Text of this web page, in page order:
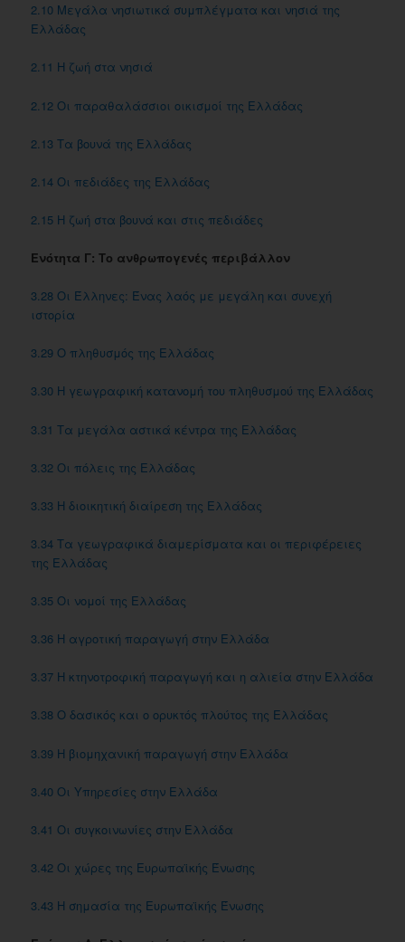
2.10 Μεγάλα νησιωτικά συμπλέγματα και νησιά της
Ελλάδας
2.11 Η ζωή στα νησιά
2.12 Οι παραθαλάσσιοι οικισμοί της Ελλάδας
2.13 Τα βουνά της Ελλάδας
2.14 Οι πεδιάδες της Ελλάδας
2.15 Η ζωή στα βουνά και στις πεδιάδες
Ενότητα Γ: Το ανθρωπογενές περιβάλλον
3.28 Οι Έλληνες: Ένας λαός με μεγάλη και συνεχή
ιστορία
3.29 Ο πληθυσμός της Ελλάδας
3.30 Η γεωγραφική κατανομή του πληθυσμού της Ελλάδας
3.31 Τα μεγάλα αστικά κέντρα της Ελλάδας
3.32 Οι πόλεις της Ελλάδας
3.33 Η διοικητική διαίρεση της Ελλάδας
3.34 Τα γεωγραφικά διαμερίσματα και οι περιφέρειες
της Ελλάδας
3.35 Οι νομοί της Ελλάδας
3.36 Η αγροτική παραγωγή στην Ελλάδα
3.37 Η κτηνοτροφική παραγωγή και η αλιεία στην Ελλάδα
3.38 Ο δασικός και ο ορυκτός πλούτος της Ελλάδας
3.39 Η βιομηχανική παραγωγή στην Ελλάδα
3.40 Οι Yπηρεσίες στην Ελλάδα
3.41 Οι συγκοινωνίες στην Ελλάδα
3.42 Οι χώρες της Ευρωπαϊκής Ένωσης
3.43 Η σημασία της Ευρωπαϊκής Ένωσης